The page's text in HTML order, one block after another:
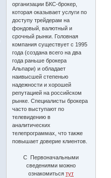
организации БКС-брокер,
которая оказывает услуги по
доступу трейдерам на
фондовый, валютный и
срочный рынки. Головная
компания существует с 1995
года (создана всего на два
года раньше брокера
Альпари) и обладает
наивысшей степенью
надежности и хорошей
репутацией на российском
рынке. Специалисты брокера
часто выступают по
телевидению в
аналитических
телепрограммах, что также
повышает доверие клиентов.
С Первоначальными
сведениями можно
ознакомиться тут